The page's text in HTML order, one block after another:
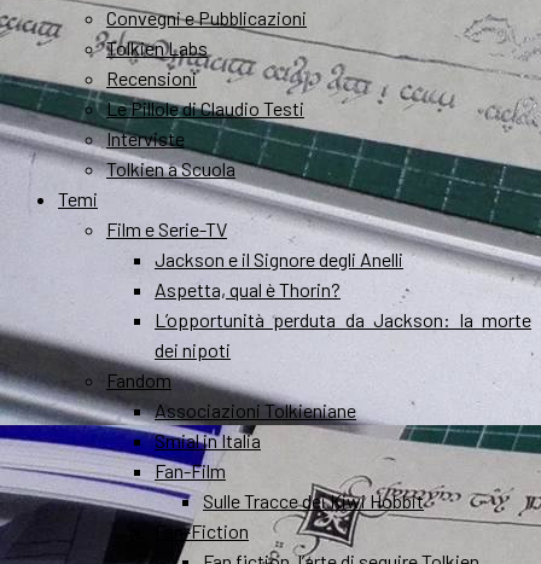
Convegni e Pubblicazioni
Tolkien Labs
Recensioni
Le Pillole di Claudio Testi
Interviste
Tolkien a Scuola
Temi
Film e Serie-TV
Jackson e il Signore degli Anelli
Aspetta, qual è Thorin?
L’opportunità perduta da Jackson: la morte
dei nipoti
Fandom
Associazioni Tolkieniane
Smial in Italia
Fan-Film
Sulle Tracce dei Kiwi Hobbit
Fan-Fiction